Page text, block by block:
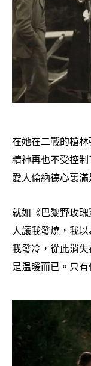
在她在二戰的槍
精神再也不受控制
愛人倫納德心裏滿
就如《巴黎野玫
人讓我發燒 ， 我
我發冷 ， 從此消
是温暖而已。只